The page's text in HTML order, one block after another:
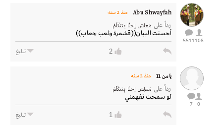
108
5511
Abu Shwayfah منذ 2 سنه
رداً على مَعلِـش إحنْـا بِنتكَلّمْ
أحسنت البيان((قشمرة ولعب جعاب))
2 تبليغ
0
7
يامن 11 منذ 2 سنه
رداً على مَعلِـش إحنْـا بِنتكَلّمْ
لو سمحت تفهمني
1 تبليغ